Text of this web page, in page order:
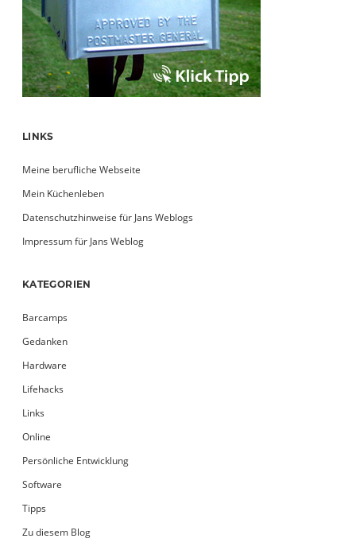
LINKS
Meine berufliche Webseite
Mein Küchenleben
Datenschutzhinweise für Jans Weblogs
Impressum für Jans Weblog
KATEGORIEN
Barcamps
Gedanken
Hardware
Lifehacks
Links
Online
Persönliche Entwicklung
Software
Tipps
Zu diesem Blog